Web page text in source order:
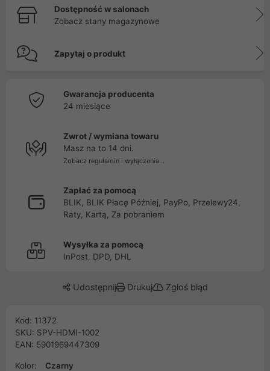
Dostępność w salonach
Zobacz stany magazynowe
Zapytaj o produkt
Gwarancja producenta
24 miesiące
Zwrot / wymiana towaru
Masz na to 14 dni.
Zobacz regulamin i wyłączenia...
Zapłać za pomocą
BLIK, BLIK Płacę Później, PayPo, Przelewy24,
Raty, Kartą, Za pobraniem
Wysyłka za pomocą
InPost, DPD, DHL
Udostępnij Drukuj Zgłoś błąd
Kod: 11372
SKU: SPV-HDMI-1002
EAN: 5901969447309
Kolor:
Czarny